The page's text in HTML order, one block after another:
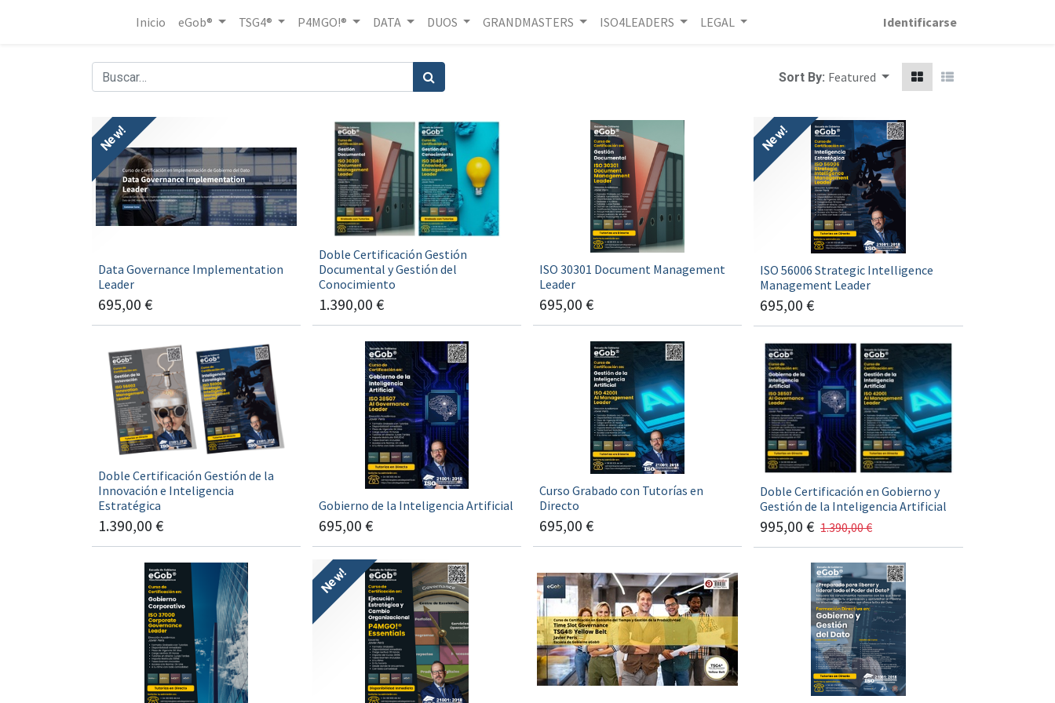
Inicio eGob® TSG4® P4MGO!® DATA DUOS GRANDMASTERS ISO4LEADERS LEGAL Identificarse
Sort By: Featured
Data Governance Implementation
Leader
695,00 €
New!
Doble Certificación Gestión
Documental y Gestión del
Conocimiento
1.390,00 €
ISO 30301 Document Management
Leader
695,00 €
ISO 56006 Strategic Intelligence
Management Leader
695,00 €
New!
Doble Certificación Gestión de la
Innovación e Inteligencia
Estratégica
1.390,00 €
Gobierno de la Inteligencia Artificial
695,00 €
Curso Grabado con Tutorías en
Directo
695,00 €
Doble Certificación en Gobierno y
Gestión de la Inteligencia Artificial
995,00 € 1.390,00€
New!